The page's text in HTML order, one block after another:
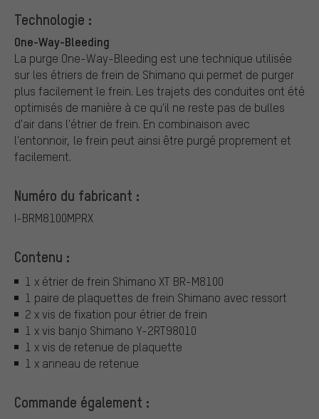
Technologie :
One-Way-Bleeding
La purge One-Way-Bleeding est une technique utilisée
sur les étriers de frein de Shimano qui permet de purger
plus facilement le frein. Les trajets des conduites ont été
optimisés de manière à ce qu'il ne reste pas de bulles
d'air dans l'étrier de frein. En combinaison avec
l'entonnoir, le frein peut ainsi être purgé proprement et
facilement.
Numéro du fabricant :
I-BRM8100MPRX
Contenu :
1 x étrier de frein Shimano XT BR-M8100
1 paire de plaquettes de frein Shimano avec ressort
2 x vis de fixation pour étrier de frein
1 x vis banjo Shimano Y-2RT98010
1 x vis de retenue de plaquette
1 x anneau de retenue
Commande également :